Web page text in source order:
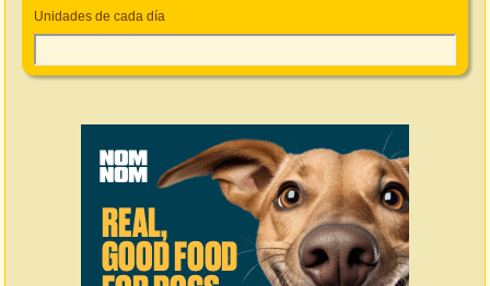
Unidades de cada día